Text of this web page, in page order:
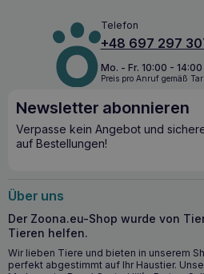
Telefon
+48 697 297
Mo. - Fr. 10:00 - 14:00
Preis pro Anruf gemäß
Newsletter abonnieren
Verpasse kein Angebot und
auf Bestellungen!
Über uns
Der Zoona.eu-Shop wurde von
Tieren helfen.
Wir lieben Tiere und bieten in unserem
perfekt abgestimmt auf Ihr Haustier.